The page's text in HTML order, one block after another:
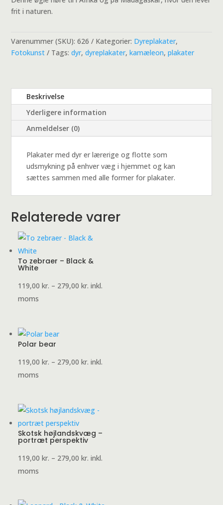
frit i naturen.
Varenummer (SKU):626 Kategorier: Dyreplakater,
Fotokunst
Tags:dyr,dyreplakater,kamæleon,plakater
Beskrivelse
Yderligere information
Anmeldelser (0)
Plakater med dyr er lærerige og flotte som
udsmykning på enhver væg i hjemmet og kan
sættes sammen med alle former for plakater.
Relaterede varer
To zebraer – Black &
White
119,00kr. – 279,00kr. Prisinterval:
inkl.
moms
Polar bear
119,00kr. – 279,00kr. Prisinterval:
inkl.
moms
Skotsk højlandskvæg –
portræt perspektiv
119,00kr. – 279,00kr. Prisinterval:
inkl.
moms